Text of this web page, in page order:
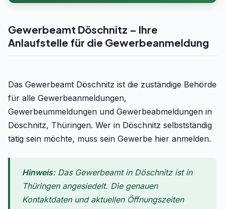
Gewerbeamt Döschnitz – Ihre
Anlaufstelle für die Gewerbeanmeldung
Das Gewerbeamt Döschnitz ist die zuständige Behörde
für alle Gewerbeanmeldungen,
Gewerbeummeldungen und Gewerbeabmeldungen in
Döschnitz, Thüringen. Wer in Döschnitz selbstständig
tätig sein möchte, muss sein Gewerbe hier anmelden.
Hinweis:Das Gewerbeamt in Döschnitz ist in
Thüringen angesiedelt. Die genauen
Kontaktdaten und aktuellen Öffnungszeiten